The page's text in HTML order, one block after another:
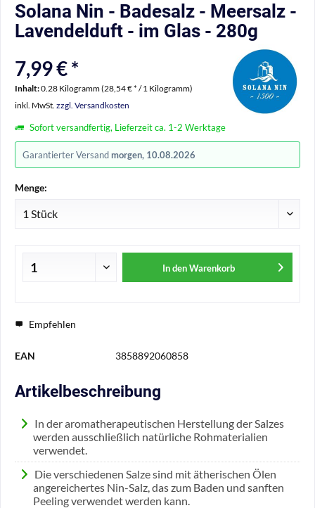
Solana Nin - Badesalz - Meersalz -
Lavendelduft - im Glas - 280g
7,99 € *
Inhalt:0.28 Kilogramm (28,54 € * / 1 Kilogramm)
inkl. MwSt. zzgl. Versandkosten
Sofort versandfertig, Lieferzeit ca. 1-2 Werktage
Garantierter Versand morgen, 10.08.2026
Menge:
In den Warenkorb
Empfehlen
EAN 3858892060858
Artikelbeschreibung
In der aromatherapeutischen Herstellung der Salzes
werden ausschließlich natürliche Rohmaterialien
verwendet.
Die verschiedenen Salze sind mit ätherischen Ölen
angereichertes Nin-Salz, das zum Baden und sanften
Peeling verwendet werden kann.